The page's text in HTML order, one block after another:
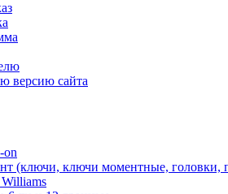
версию сайта
on
(ключи, ключи моментные, головки,